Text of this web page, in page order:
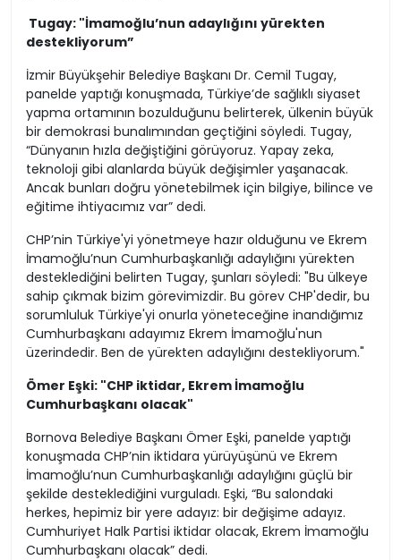
Tugay: "İmamoğlu’nun adaylığını yürekten
destekliyorum”
İzmir Büyükşehir Belediye Başkanı Dr. Cemil Tugay,
panelde yaptığı konuşmada, Türkiye’de sağlıklı siyaset
yapma ortamının bozulduğunu belirterek, ülkenin büyük
bir demokrasi bunalımından geçtiğini söyledi. Tugay,
“Dünyanın hızla değiştiğini görüyoruz. Yapay zeka,
teknoloji gibi alanlarda büyük değişimler yaşanacak.
Ancak bunları doğru yönetebilmek için bilgiye, bilince ve
eğitime ihtiyacımız var” dedi.
CHP’nin Türkiye'yi yönetmeye hazır olduğunu ve Ekrem
İmamoğlu’nun Cumhurbaşkanlığı adaylığını yürekten
desteklediğini belirten Tugay, şunları söyledi: "Bu ülkeye
sahip çıkmak bizim görevimizdir. Bu görev CHP'dedir, bu
sorumluluk Türkiye'yi onurla yöneteceğine inandığımız
Cumhurbaşkanı adayımız Ekrem İmamoğlu'nun
üzerindedir. Ben de yürekten adaylığını destekliyorum."
Ömer Eşki: "CHP iktidar, Ekrem İmamoğlu
Cumhurbaşkanı olacak"
Bornova Belediye Başkanı Ömer Eşki, panelde yaptığı
konuşmada CHP’nin iktidara yürüyüşünü ve Ekrem
İmamoğlu’nun Cumhurbaşkanlığı adaylığını güçlü bir
şekilde desteklediğini vurguladı. Eşki, “Bu salondaki
herkes, hepimiz bir yere adayız: bir değişime adayız.
Cumhuriyet Halk Partisi iktidar olacak, Ekrem İmamoğlu
Cumhurbaşkanı olacak” dedi.